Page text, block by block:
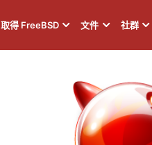
取得 FreeBSD 文件 社群